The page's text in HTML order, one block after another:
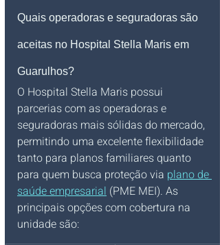
Quais operadoras e seguradoras são
aceitas no Hospital Stella Maris em
Guarulhos?
O Hospital Stella Maris possui
parcerias com as operadoras e
seguradoras mais sólidas do mercado,
permitindo uma excelente flexibilidade
tanto para planos familiares quanto
para quem busca proteção via plano de
saúde empresarial (PME MEI). As
principais opções com cobertura na
unidade são: